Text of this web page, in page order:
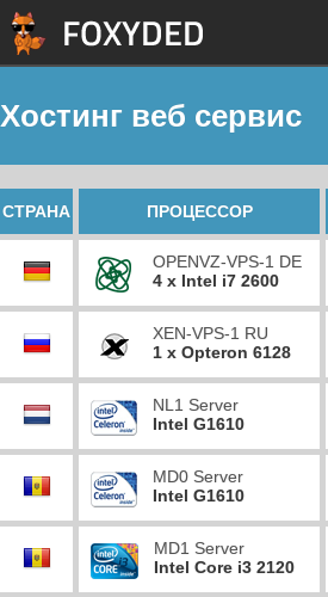
Хостинг веб сервис
СТРАНА ПРОЦЕССОР
OPENVZ-VPS-1 DE
4 x Intel i7 2600
XEN-VPS-1 RU
1 x Opteron 6128
NL1 Server
Intel G1610
MD0 Server
Intel G1610
MD1 Server
Intel Core i3 2120